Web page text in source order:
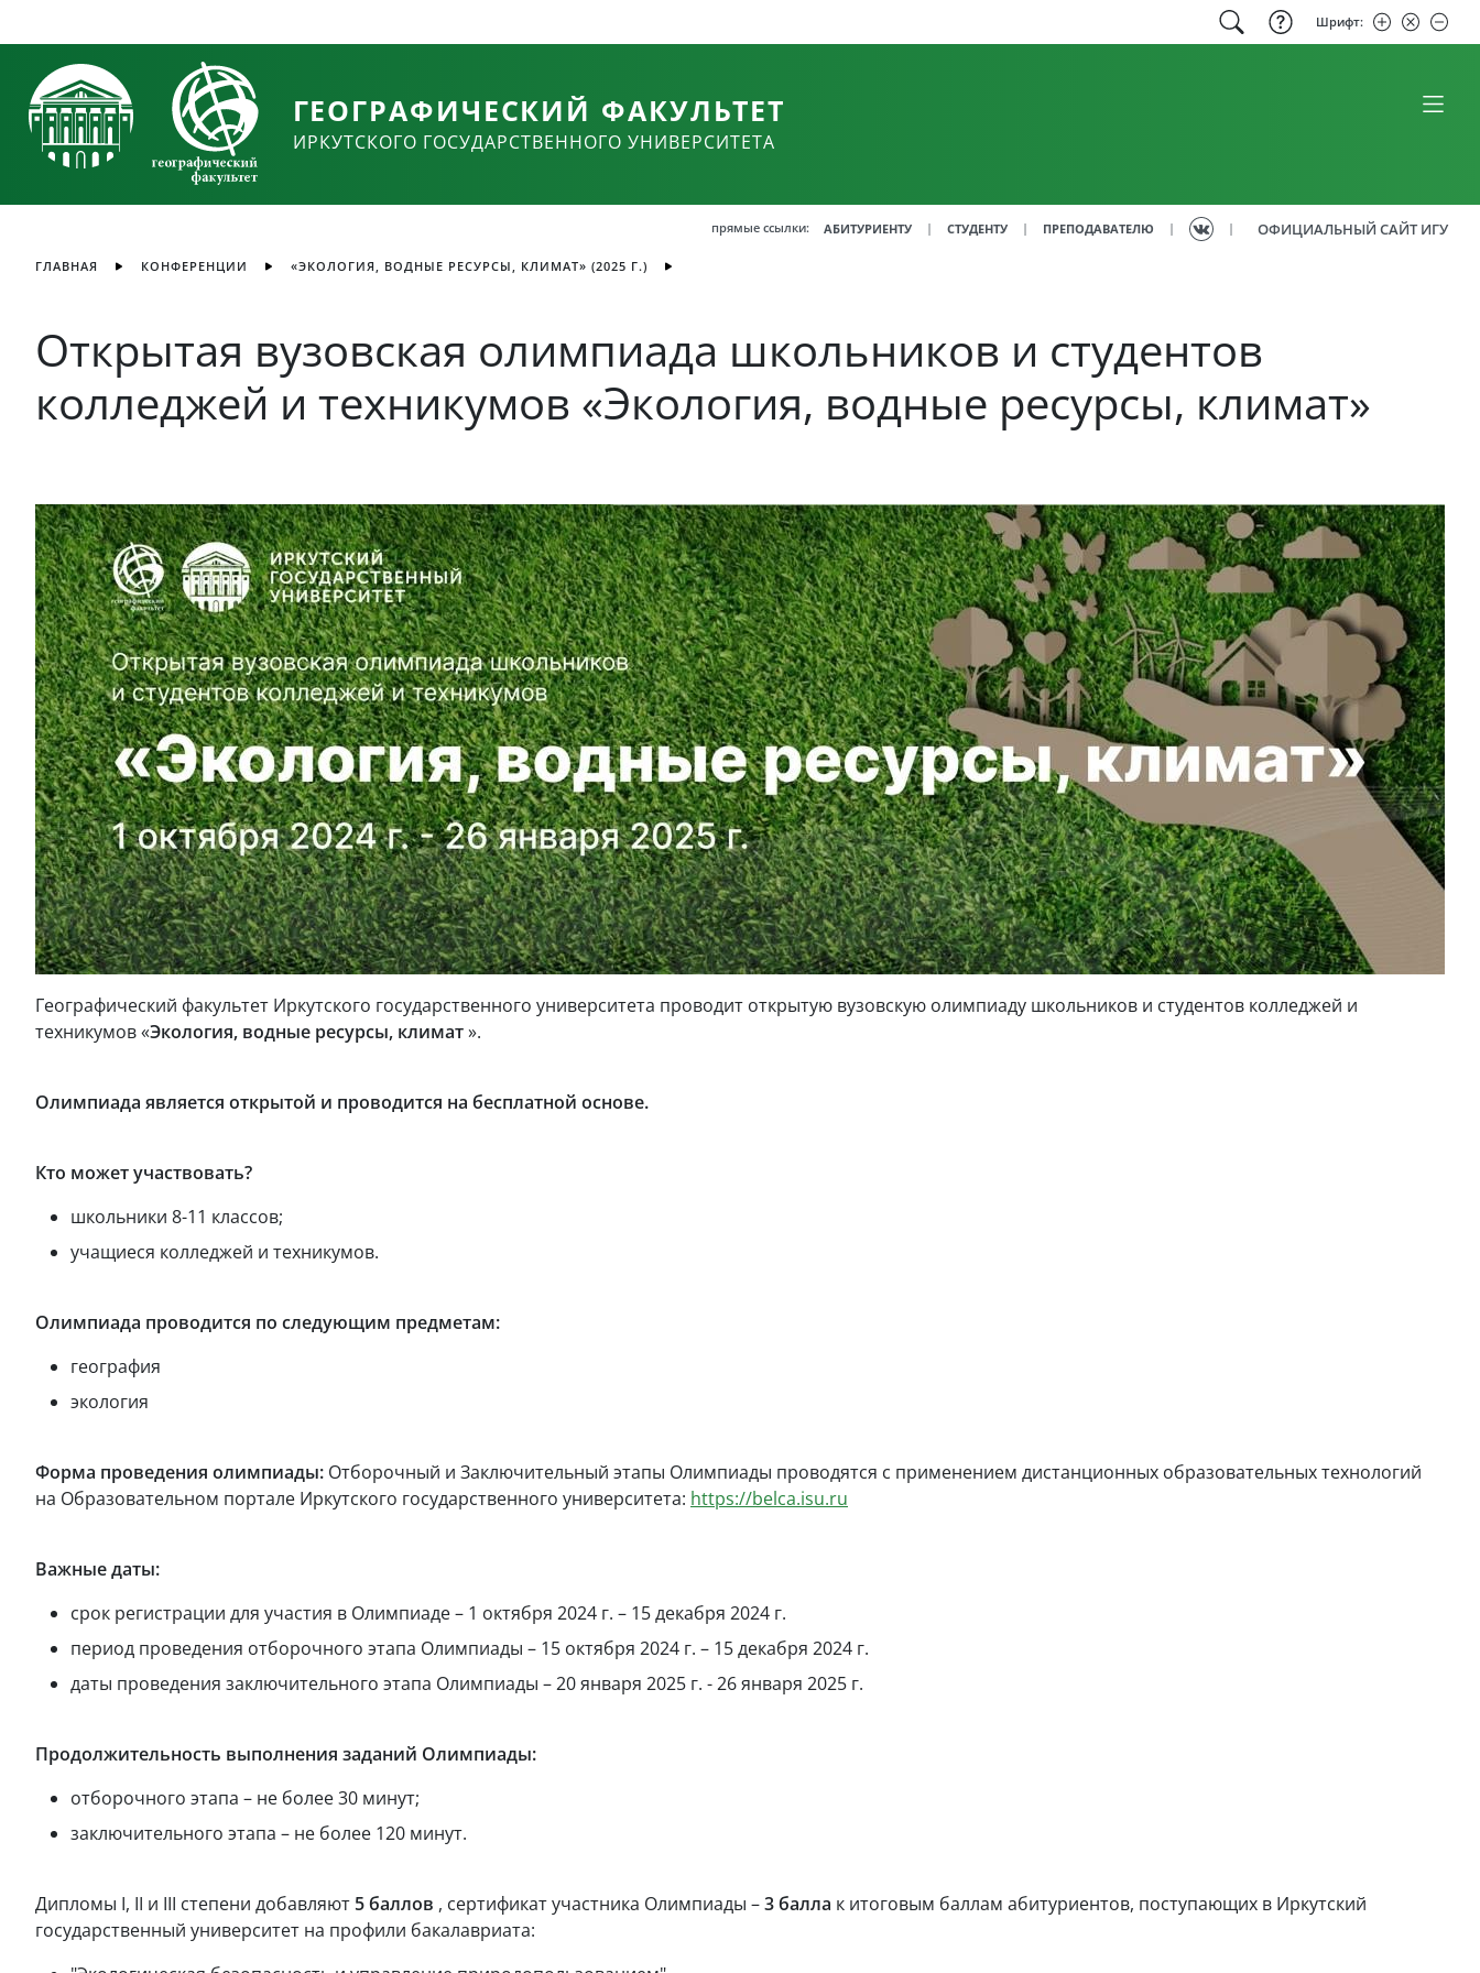
Шрифт:
ГЕОГРАФИЧЕСКИЙ ФАКУЛЬТЕТ
ИРКУТСКОГО ГОСУДАРСТВЕННОГО УНИВЕРСИТЕТА
прямые ссылки: АБИТУРИЕНТУ | СТУДЕНТУ | ПРЕПОДАВАТЕЛЮ | | ОФИЦИАЛЬНЫЙ САЙТ ИГУ
ГЛАВНАЯ КОНФЕРЕНЦИИ «ЭКОЛОГИЯ, ВОДНЫЕ РЕСУРСЫ, КЛИМАТ» (2025 Г.)
Открытая вузовская олимпиада школьников и студентов
колледжей и техникумов «Экология, водные ресурсы, климат»
Географический факультет Иркутского государственного университета проводит открытую вузовскую олимпиаду школьников и студентов колледжей и
техникумов «Экология, водные ресурсы, климат».
Олимпиада является открытой и проводится на бесплатной основе.
Кто может участвовать?
школьники 8-11 классов;
учащиеся колледжей и техникумов.
Олимпиада проводится по следующим предметам:
география
экология
Форма проведения олимпиады: Отборочный и Заключительный этапы Олимпиады проводятся с применением дистанционных образовательных технологий
на Образовательном портале Иркутского государственного университета: https://belca.isu.ru
Важные даты:
срок регистрации для участия в Олимпиаде – 1 октября 2024 г. – 15 декабря 2024 г.
период проведения отборочного этапа Олимпиады – 15 октября 2024 г. – 15 декабря 2024 г.
даты проведения заключительного этапа Олимпиады – 20 января 2025 г. - 26 января 2025 г.
Продолжительность выполнения заданий Олимпиады:
отборочного этапа – не более 30 минут;
заключительного этапа – не более 120 минут.
Дипломы I, II и III степени добавляют 5 баллов , сертификат участника Олимпиады –3 балла к итоговым баллам абитуриентов, поступающих в Иркутский
государственный университет на профили бакалавриата: